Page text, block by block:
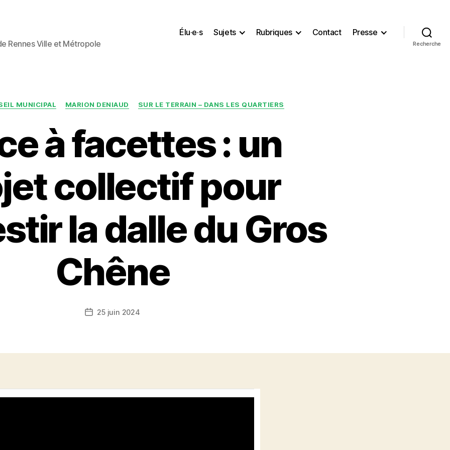
Rennes Ville et Métropole
Élu·e·s Sujets Rubriques Contact Presse
Recherche
Catégories
MUNICIPAL MARION DENIAUD SUR LE TERRAIN – DANS LES QUARTIERS
à facettes : un
collectif pour
la dalle du Gros
Chêne
Date25 juin 2024